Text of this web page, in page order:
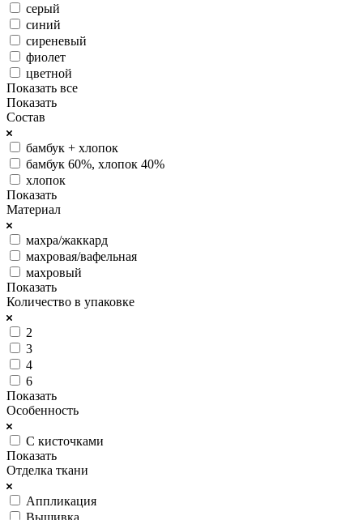
серый
синий
сиреневый
фиолет
цветной
Показать все
Показать
Состав
бамбук + хлопок
бамбук 60%, хлопок 40%
хлопок
Показать
Материал
махра/жаккард
махровая/вафельная
махровый
Показать
Количество в упаковке
2
3
4
6
Показать
Особенность
С кисточками
Показать
Отделка ткани
Аппликация
Вышивка